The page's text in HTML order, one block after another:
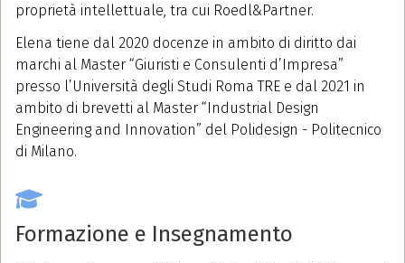
proprietà intellettuale, tra cui Roedl&Partner.
Elena tiene dal 2020 docenze in ambito di diritto dai
marchi al Master “Giuristi e Consulenti d’Impresa”
presso l’Università degli Studi Roma TRE e dal 2021 in
ambito di brevetti al Master “Industrial Design
Engineering and Innovation” del Polidesign - Politecnico
di Milano.
Formazione e Insegnamento